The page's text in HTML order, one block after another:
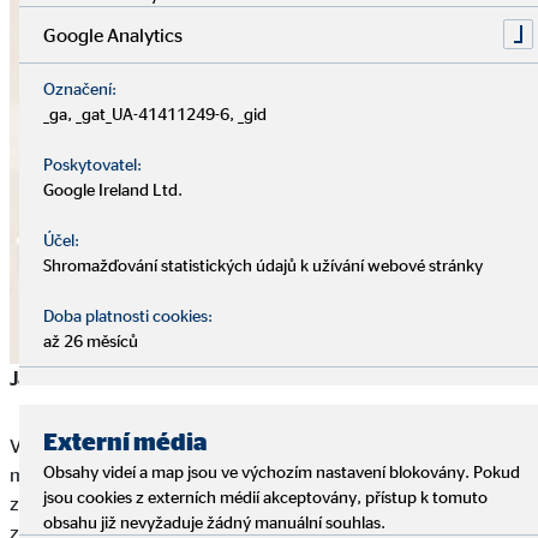
Jaké útoky registrujeme v poslední době?
V poslední době se v České republice zaznamenalo vyšší
množství těchto útoků. Mezi nejčastější patří umístění drahého
zboží na bazar a s vyžádáním platby předem. Potenciální
zákazník netuší podvod, platbu provede a následně mu zbude
Google Analytics
Označení:
_ga, _gat_UA-41411249-6, _gid
Poskytovatel:
Google Ireland Ltd.
Účel:
Shromažďování statistických údajů k užívání webové stránky
Doba platnosti cookies:
až 26 měsíců
Externí média
Obsahy videí a map jsou ve výchozím nastavení blokovány. Pokud
jsou cookies z externích médií akceptovány, přístup k tomuto
obsahu již nevyžaduje žádný manuální souhlas.